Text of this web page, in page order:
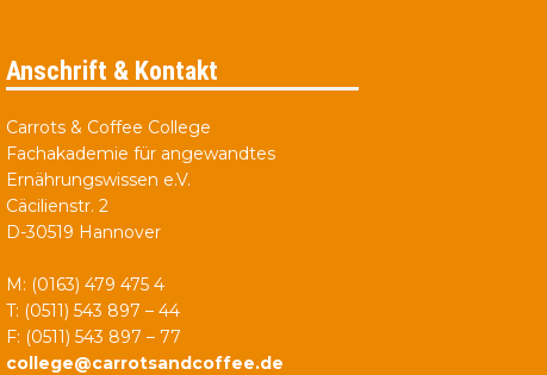
Anschrift & Kontakt
Carrots & Coffee College
Fachakademie für angewandtes
Ernährungswissen e.V.
Cäcilienstr. 2
D-30519 Hannover
M: (0163) 479 475 4
T: (0511) 543 897 – 44
F: (0511) 543 897 – 77
college@carrotsandcoffee.de